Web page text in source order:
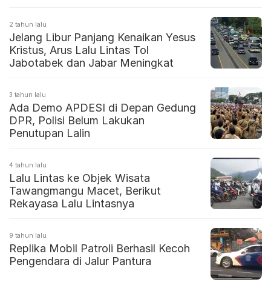
2 tahun lalu
Jelang Libur Panjang Kenaikan Yesus
Kristus, Arus Lalu Lintas Tol
Jabotabek dan Jabar Meningkat
3 tahun lalu
Ada Demo APDESI di Depan Gedung
DPR, Polisi Belum Lakukan
Penutupan Lalin
4 tahun lalu
Lalu Lintas ke Objek Wisata
Tawangmangu Macet, Berikut
Rekayasa Lalu Lintasnya
9 tahun lalu
Replika Mobil Patroli Berhasil Kecoh
Pengendara di Jalur Pantura